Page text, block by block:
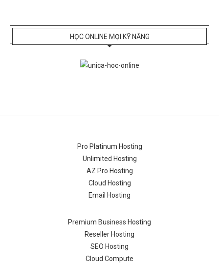
HỌC ONLINE MỌI KỸ NĂNG
Pro Platinum Hosting
Unlimited Hosting
AZ Pro Hosting
Cloud Hosting
Email Hosting
Premium Business Hosting
Reseller Hosting
SEO Hosting
Cloud Compute